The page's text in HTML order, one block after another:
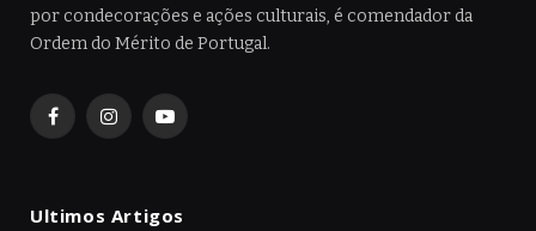
por condecorações e ações culturais, é comendador da
Ordem do Mérito de Portugal.
FacebookInstagramYouTube
Ultimos Artigos